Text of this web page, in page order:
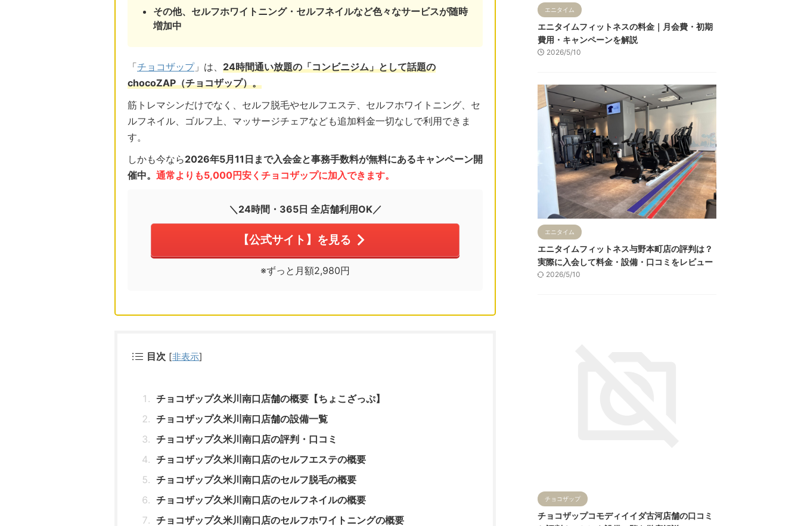
その他、セルフホワイトニング・セルフネイルなど色々なサービスが随時
増加中
「チョコザップ」は、 24時間通い放題の「コンビニジム」として話題の
chocoZAP（チョコザップ）。
筋トレマシンだけでなく、セルフ脱毛やセルフエステ、セルフホワイトニング、セ
ルフネイル、ゴルフ上、マッサージチェアなども追加料金一切なしで利用できま
す。
しかも今なら2026年5月11日まで入会金と事務手数料が無料にあるキャンペーン開
催中。 通常よりも5,000円安くチョコザップに加入できます。
＼24時間・365日 全店舗利用OK／
【公式サイト】を見る
※ずっと月額2,980円
目次 [非表示]
チョコザップ久米川南口店舗の概要【ちょこざっぷ】
チョコザップ久米川南口店舗の設備一覧
チョコザップ久米川南口店の評判・口コミ
チョコザップ久米川南口店のセルフエステの概要
チョコザップ久米川南口店のセルフ脱毛の概要
チョコザップ久米川南口店のセルフネイルの概要
チョコザップ久米川南口店のセルフホワイトニングの概要
エニタイム
エニタイムフィットネスの料金｜月会費・初期
費用・キャンペーンを解説
2026/5/10
エニタイム
エニタイムフィットネス与野本町店の評判は？
実際に入会して料金・設備・口コミをレビュー
2026/5/10
チョコザップ
チョコザップコモディイイダ古河店舗の口コミ